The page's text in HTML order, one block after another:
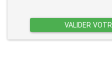
VALIDER